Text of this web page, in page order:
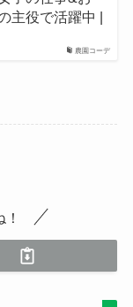
農園コーデ
主役で活躍中 |